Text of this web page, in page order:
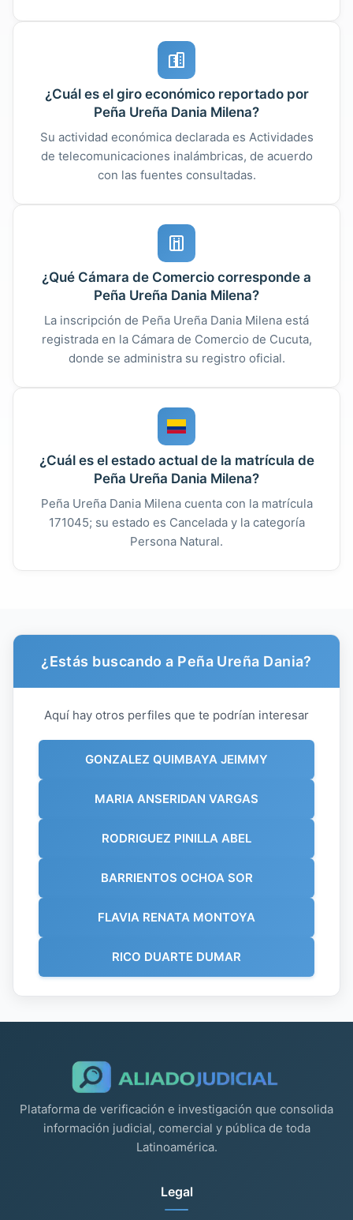
¿Cuál es el giro económico reportado por
Peña Ureña Dania Milena?
Su actividad económica declarada es Actividades
de telecomunicaciones inalámbricas, de acuerdo
con las fuentes consultadas.
¿Qué Cámara de Comercio corresponde a
Peña Ureña Dania Milena?
La inscripción de Peña Ureña Dania Milena está
registrada en la Cámara de Comercio de Cucuta,
donde se administra su registro oficial.
¿Cuál es el estado actual de la matrícula de
Peña Ureña Dania Milena?
Peña Ureña Dania Milena cuenta con la matrícula
171045; su estado es Cancelada y la categoría
Persona Natural.
¿Estás buscando a Peña Ureña Dania?
Aquí hay otros perfiles que te podrían interesar
GONZALEZ QUIMBAYA JEIMMY
MARIA ANSERIDAN VARGAS
RODRIGUEZ PINILLA ABEL
BARRIENTOS OCHOA SOR
FLAVIA RENATA MONTOYA
RICO DUARTE DUMAR
Plataforma de verificación e investigación que consolida
información judicial, comercial y pública de toda
Latinoamérica.
Legal